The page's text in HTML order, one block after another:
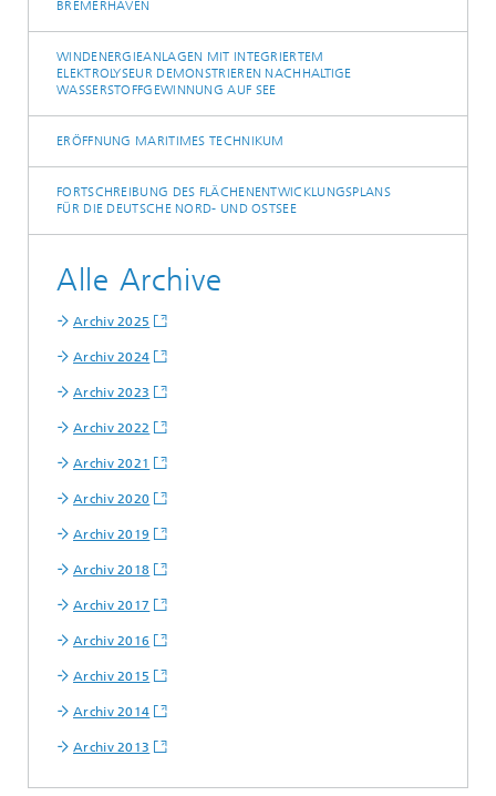
BREMERHAVEN
WINDENERGIEANLAGEN MIT INTEGRIERTEM
ELEKTROLYSEUR DEMONSTRIEREN NACHHALTIGE
WASSERSTOFFGEWINNUNG AUF SEE
ERÖFFNUNG MARITIMES TECHNIKUM
FORTSCHREIBUNG DES FLÄCHENENTWICKLUNGSPLANS
FÜR DIE DEUTSCHE NORD- UND OSTSEE
Alle Archive
Archiv 2025
Archiv 2024
Archiv 2023
Archiv 2022
Archiv 2021
Archiv 2020
Archiv 2019
Archiv 2018
Archiv 2017
Archiv 2016
Archiv 2015
Archiv 2014
Archiv 2013